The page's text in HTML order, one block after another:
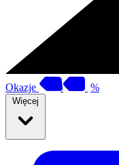
Okazje %
Więcej